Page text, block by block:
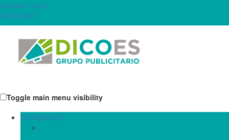
Ingresar como
distribuidor
Toggle main menu visibility
NOVEDADES